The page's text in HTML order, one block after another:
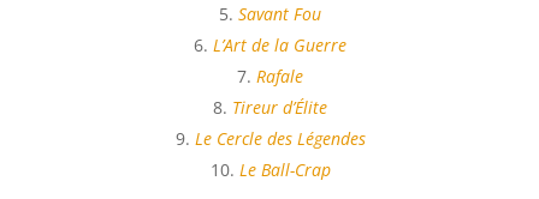
Savant Fou
L’Art de la Guerre
Rafale
Tireur d’Élite
Le Cercle des Légendes
Le Ball-Crap